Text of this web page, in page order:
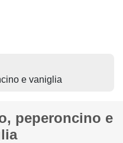
e vaniglia
peperoncino e